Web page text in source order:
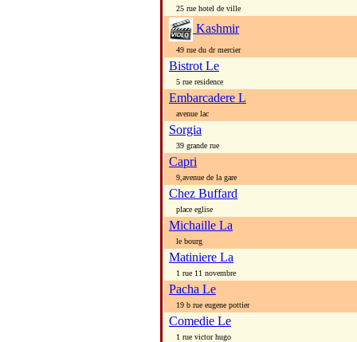
25 rue hotel de ville
Kashmir
49 rue du dr mercier
Bistrot Le
5 rue residence
Embarcadere L
avenue lac
Sorgia
39 grande rue
Capri
9,avenue de la gare
Chez Buffard
place eglise
Michaille La
le bourg
Matiniere La
1 rue 11 novembre
Pacha Le
19 b rue eugene pottier
Comedie Le
1 rue victor hugo